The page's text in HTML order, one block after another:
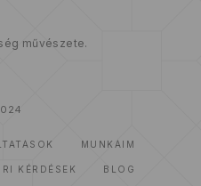
művészete.
MUNKÁIM
KÉRDÉSEK BLOG